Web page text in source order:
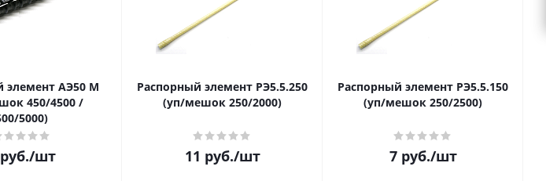
элемент АЭ50 М
450/4500 /
5000)
/шт
Распорный элемент РЭ5.5.250
(уп/мешок 250/2000)
11 руб./шт
Распорный элемент РЭ5.5.150
(уп/мешок 250/2500)
7руб./шт